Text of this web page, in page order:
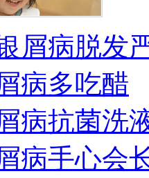
屑病脱发
病多吃醋
病抗菌洗
病手心会